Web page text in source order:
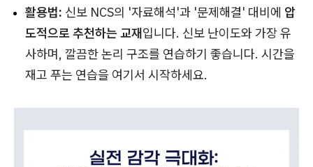
활용법: 신보 NCS의 '자료해석'과 '문제해결' 대비에 압
도적으로 추천하는 교재입니다. 신보 난이도와 가장 유
사하며, 깔끔한 논리 구조를 연습하기 좋습니다. 시간을
재고 푸는 연습을 여기서 시작하세요.